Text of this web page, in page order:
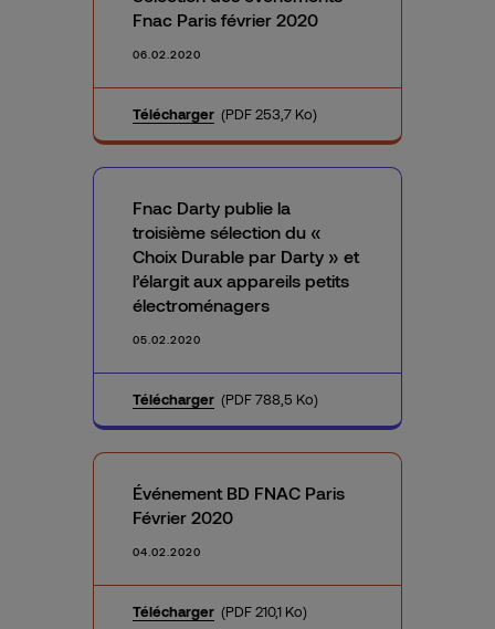
Fnac Paris février 2020
06.02.2020
Télécharger (PDF 253,7 Ko)
Fnac Darty publie la
troisième sélection du «
Choix Durable par Darty » et
l’élargit aux appareils petits
électroménagers
05.02.2020
Télécharger (PDF 788,5 Ko)
Événement BD FNAC Paris
Février 2020
04.02.2020
Télécharger (PDF 210,1 Ko)